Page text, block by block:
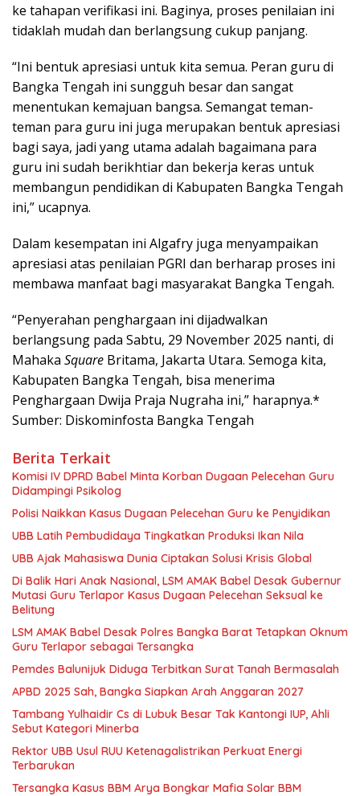
ke tahapan verifikasi ini. Baginya, proses penilaian ini
tidaklah mudah dan berlangsung cukup panjang.
“Ini bentuk apresiasi untuk kita semua. Peran guru di
Bangka Tengah ini sungguh besar dan sangat
menentukan kemajuan bangsa. Semangat teman-
teman para guru ini juga merupakan bentuk apresiasi
bagi saya, jadi yang utama adalah bagaimana para
guru ini sudah berikhtiar dan bekerja keras untuk
membangun pendidikan di Kabupaten Bangka Tengah
ini,” ucapnya.
Dalam kesempatan ini Algafry juga menyampaikan
apresiasi atas penilaian PGRI dan berharap proses ini
membawa manfaat bagi masyarakat Bangka Tengah.
“Penyerahan penghargaan ini dijadwalkan
berlangsung pada Sabtu, 29 November 2025 nanti, di
Mahaka Square Britama, Jakarta Utara. Semoga kita,
Kabupaten Bangka Tengah, bisa menerima
Penghargaan Dwija Praja Nugraha ini,” harapnya.*
Sumber: Diskominfosta Bangka Tengah
Berita Terkait
Komisi IV DPRD Babel Minta Korban Dugaan Pelecehan Guru
Didampingi Psikolog
Polisi Naikkan Kasus Dugaan Pelecehan Guru ke Penyidikan
UBB Latih Pembudidaya Tingkatkan Produksi Ikan Nila
UBB Ajak Mahasiswa Dunia Ciptakan Solusi Krisis Global
Di Balik Hari Anak Nasional, LSM AMAK Babel Desak Gubernur
Mutasi Guru Terlapor Kasus Dugaan Pelecehan Seksual ke
Belitung
LSM AMAK Babel Desak Polres Bangka Barat Tetapkan Oknum
Guru Terlapor sebagai Tersangka
Pemdes Balunijuk Diduga Terbitkan Surat Tanah Bermasalah
APBD 2025 Sah, Bangka Siapkan Arah Anggaran 2027
Tambang Yulhaidir Cs di Lubuk Besar Tak Kantongi IUP, Ahli
Sebut Kategori Minerba
Rektor UBB Usul RUU Ketenagalistrikan Perkuat Energi
Terbarukan
Tersangka Kasus BBM Arya Bongkar Mafia Solar BBM